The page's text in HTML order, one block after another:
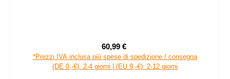
Prezzo di vendita:
60,99 €
*Prezzi IVA inclusa più spese di spedizione / consegna
(DE 0,-€): 2-4 giorni | (EU 9,-€): 2-12 giorni